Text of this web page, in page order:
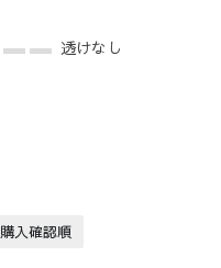
透けなし
購入確認順